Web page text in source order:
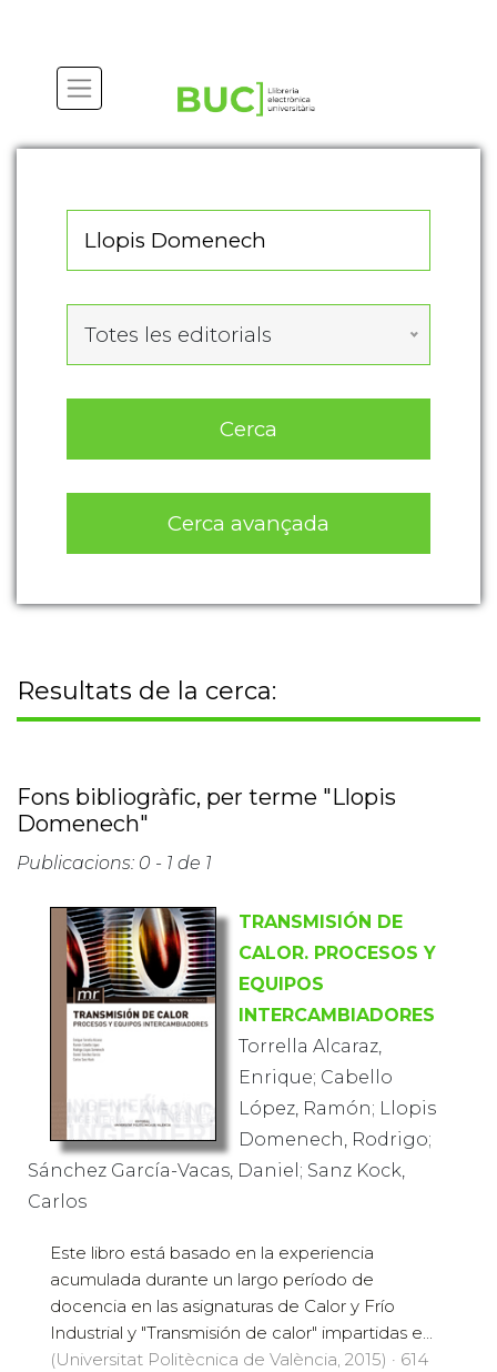
Totes les editorials
Cerca
Cerca avançada
Resultats de la cerca:
Fons bibliogràfic, per terme "Llopis
Domenech"
Publicacions: 0 - 1 de 1
TRANSMISIÓN DE
CALOR. PROCESOS Y
EQUIPOS
INTERCAMBIADORES
Torrella Alcaraz,
Enrique; Cabello
López, Ramón; Llopis
Domenech, Rodrigo;
Sánchez García-Vacas, Daniel; Sanz Kock,
Carlos
Este libro está basado en la experiencia
acumulada durante un largo período de
docencia en las asignaturas de Calor y Frío
Industrial y "Transmisión de calor" impartidas e...
(Universitat Politècnica de València, 2015) · 614